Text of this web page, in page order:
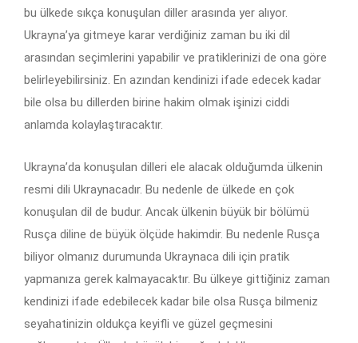
bu ülkede sıkça konuşulan diller arasında yer alıyor.
Ukrayna’ya gitmeye karar verdiğiniz zaman bu iki dil
arasından seçimlerini yapabilir ve pratiklerinizi de ona göre
belirleyebilirsiniz. En azından kendinizi ifade edecek kadar
bile olsa bu dillerden birine hakim olmak işinizi ciddi
anlamda kolaylaştıracaktır.
Ukrayna’da konuşulan dilleri ele alacak olduğumda ülkenin
resmi dili Ukraynacadır. Bu nedenle de ülkede en çok
konuşulan dil de budur. Ancak ülkenin büyük bir bölümü
Rusça diline de büyük ölçüde hakimdir. Bu nedenle Rusça
biliyor olmanız durumunda Ukraynaca dili için pratik
yapmanıza gerek kalmayacaktır. Bu ülkeye gittiğiniz zaman
kendinizi ifade edebilecek kadar bile olsa Rusça bilmeniz
seyahatinizin oldukça keyifli ve güzel geçmesini